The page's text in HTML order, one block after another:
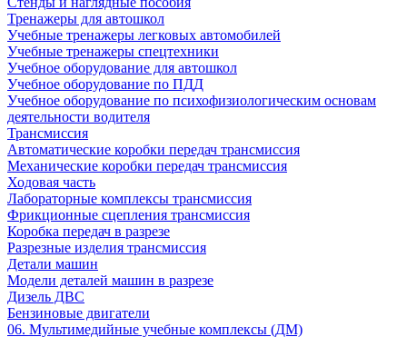
Тренажеры для автошкол
Учебные тренажеры легковых автомобилей
Учебные тренажеры спецтехники
Учебное оборудование для автошкол
Учебное оборудование по ПДД
Учебное оборудование по психофизиологическим основам
деятельности водителя
Трансмиссия
Автоматические коробки передач трансмиссия
Механические коробки передач трансмиссия
Ходовая часть
Лабораторные комплексы трансмиссия
Фрикционные сцепления трансмиссия
Коробка передач в разрезе
Разрезные изделия трансмиссия
Детали машин
Модели деталей машин в разрезе
Дизель ДВС
Бензиновые двигатели
06. Мультимедийные учебные комплексы (ДМ)